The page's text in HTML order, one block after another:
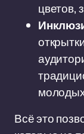
цветов,
Всё это